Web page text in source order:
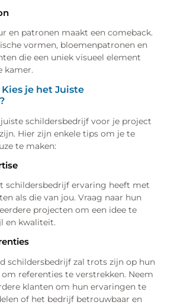
en patronen maakt een comeback.
vormen, bloemenpatronen en
die een uniek visueel element
kamer.
je het Juiste
schildersbedrijf voor je project
Hier zijn enkele tips om je te
te maken:
schildersbedrijf ervaring heeft met
als die van jou. Vraag naar hun
projecten om een idee te
en kwaliteit.
schildersbedrijf zal trots zijn op hun
referenties te verstrekken. Neem
klanten om hun ervaringen te
of het bedrijf betrouwbaar en